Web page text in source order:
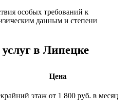
особых требований к
данным и степени
в Липецке
Цена
этаж от 1 800 руб. в месяц